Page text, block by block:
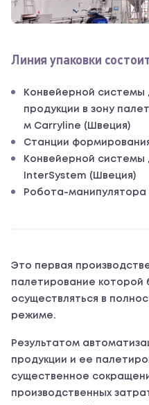
Линия упаковки
Конвейерной системы
продукции в зону
м Carryline (Швеция)
Станции
Конвейерной
InterSystem (Швеция)
Робота-манипулятора
Это первая
палетирование которой
осуществляться в
режиме.
Результатом
продукции и ее
существенное
производственных